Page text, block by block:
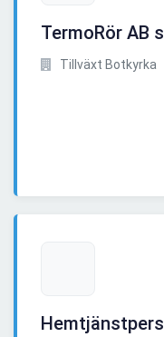
TermoRör AB
Tillväxt Botkyrka